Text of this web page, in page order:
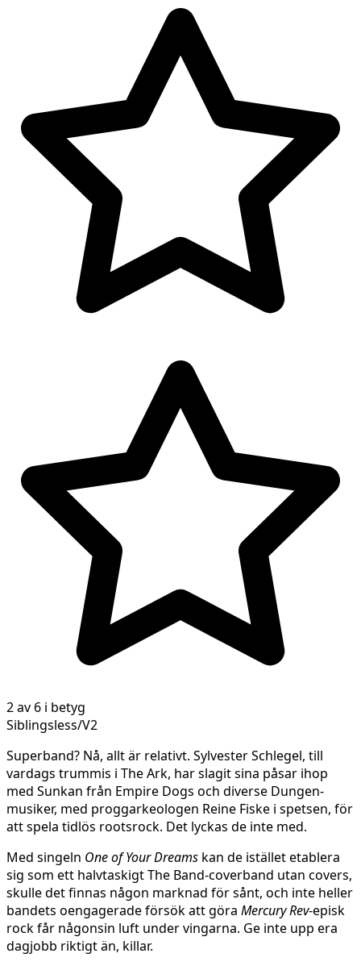
2 av 6 i betyg
Siblingsless/V2
Superband? Nå, allt är relativt. Sylvester Schlegel, till
vardags trummis i The Ark, har slagit sina påsar ihop
med Sunkan från Empire Dogs och diverse Dungen-
musiker, med progg­arkeologen Reine Fiske i spetsen, för
att spela tidlös rootsrock. Det lyckas de inte med.
Med singeln One of Your Dreams kan de istället etablera
sig som ett halvtaskigt The Band-coverband utan covers,
skulle det finnas någon marknad för sånt, och inte heller
bandets oengagerade försök att göra Mercury Rev-episk
rock får någonsin luft under vingarna. Ge inte upp era
dagjobb riktigt än, killar.